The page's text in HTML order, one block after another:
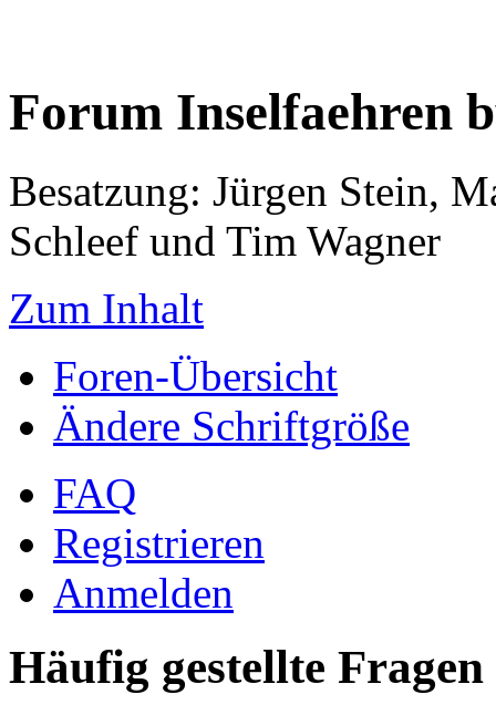
Forum Inselfaehren
Besatzung: Jürgen Stein,
Schleef und Tim Wagner
Zum Inhalt
Foren-Übersicht
Ändere Schriftgröße
FAQ
Registrieren
Anmelden
Häufig gestellte Fragen